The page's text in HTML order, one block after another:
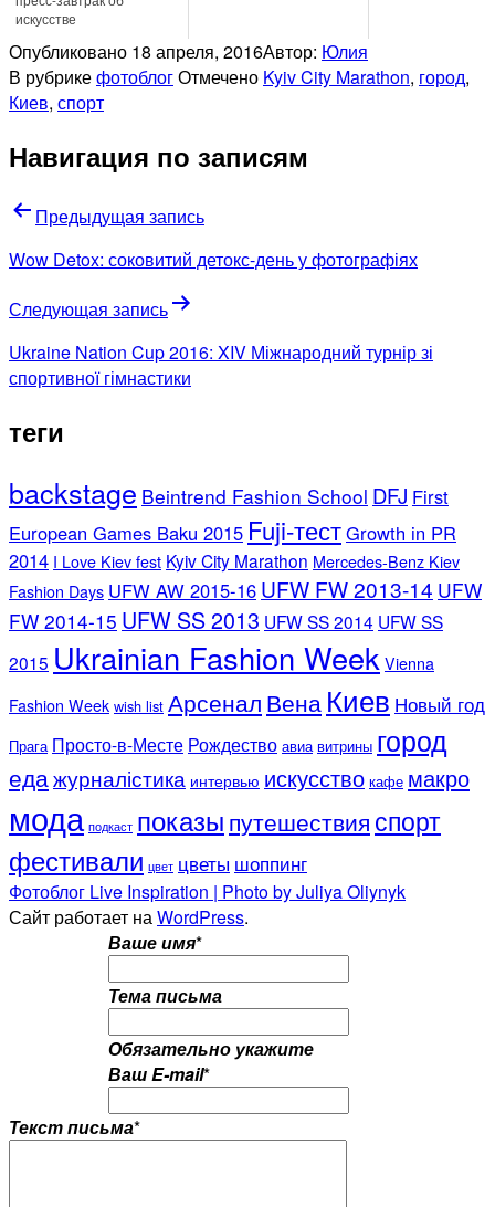
искусстве
Опубликовано 18 апреля, 2016Автор: Юлия
В рубрикефотоблогОтмечено Kyiv City Marathon, город,
Киев, спорт
Навигация по записям
Предыдущая запись
Wow Detox: соковитий детокс-день у фотографіях
Следующая запись
Ukraine Nation Cup 2016: XIV Міжнародний турнір зі
спортивної гімнастики
теги
backstage Beintrend Fashion School DFJ First
European Games Baku 2015 Fuji-тестGrowth in PR
2014 I Love Kiev fest Kyiv City Marathon Mercedes-Benz Kiev
Fashion Days UFW AW 2015-16 UFW FW 2013-14 UFW
FW 2014-15 UFW SS 2013 UFW SS 2014 UFW SS
2015 Ukrainian Fashion Week Vienna
Fashion Week wish list Арсенал Вена Киев Новый год
Прага Просто-в-Месте Рождество авиа витрины город
едажурналістика интервью искусство кафе макро
мода подкаст показы путешествия спорт
фестивали цвет цветы шоппинг
Фотоблог Live Inspiration | Photo by Juliya Oliynyk
Сайт работает наWordPress.
Ваше имя*
Тема письма
Обязательно укажите
Ваш E-mail*
Текст письма*